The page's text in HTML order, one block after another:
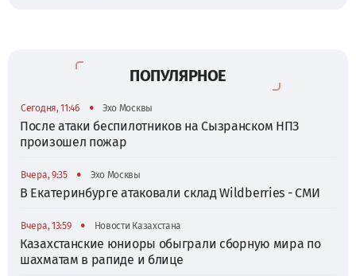
ПОПУЛЯРНОЕ
Сегодня, 11:46 • Эхо Москвы
После атаки беспилотников на Сызранском НПЗ
произошел пожар
Вчера, 9:35 • Эхо Москвы
В Екатеринбурге атаковали склад Wildberries - СМИ
Вчера, 13:59 • Новости Казахстана
Казахстанские юниоры обыграли сборную мира по
шахматам в рапиде и блице